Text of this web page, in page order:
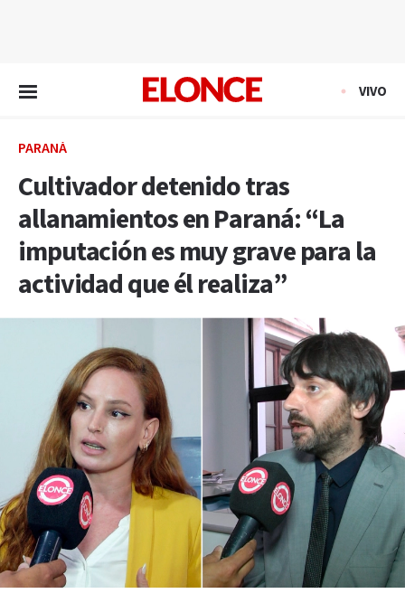
VIVO
PARANÁ
Cultivador detenido tras
allanamientos en Paraná: “La
imputación es muy grave para la
actividad que él realiza”